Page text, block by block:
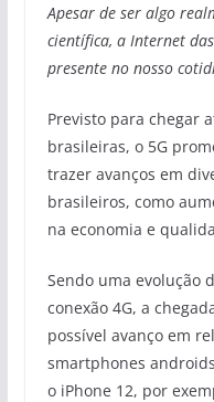
Apesar de ser algo
científica, a Internet
presente no nosso
Previsto para chegar
brasileiras, o 5G
trazer avanços em
brasileiros, como
na economia e
Sendo uma evolução
conexão 4G, a
possível avanço em
smartphones
o iPhone 12, por